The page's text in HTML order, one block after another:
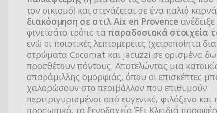
τον οικισμό) και στεγάζεται σε ένα παλιό
διακόσμηση σε στιλ Aix en Provence
φινετσάτο τρόπο τα παραδοσιακά στοιχεία
ενώ οι ποιοτικές λεπτομέρειες (χειροποίητα
στρώματα Cocomat και jacuzzi σε ορισμένα
προσθέτουν πόντους. Αποτελώντας μια
απαράμιλλης ομορφιάς, όπου οι επισκέπτες
χαλαρώσουν στο περιβάλλον που επιθυμούν
περιτριγυρισμένοι από ευγενικό, φιλόξενο
προσωπικό, το ξενοδοχείο Έξι Κλειδιά